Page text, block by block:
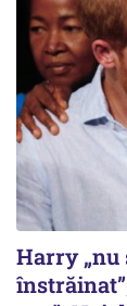
Harry „nu